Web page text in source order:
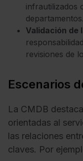
infrautilizados
departamentos.
Validación de
revisiones de
Escenarios
La CMDB
orientadas al
las relaciones
claves. Por